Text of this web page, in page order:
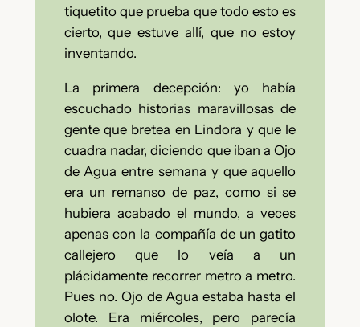
tiquetito que prueba que todo esto es
cierto, que estuve allí, que no estoy
inventando.
La primera decepción: yo había
escuchado historias maravillosas de
gente que bretea en Lindora y que le
cuadra nadar, diciendo que iban a Ojo
de Agua entre semana y que aquello
era un remanso de paz, como si se
hubiera acabado el mundo, a veces
apenas con la compañía de un gatito
callejero que lo veía a un
plácidamente recorrer metro a metro.
Pues no. Ojo de Agua estaba hasta el
olote. Era miércoles, pero parecía